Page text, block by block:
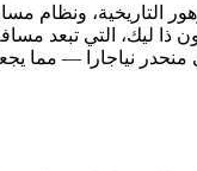
التاريخية، ونظام
ذا ليك، التي تبعد
نياجارا — مما